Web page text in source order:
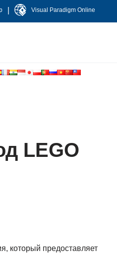
Visual Paradigm Online
LEGO
который предоставляет